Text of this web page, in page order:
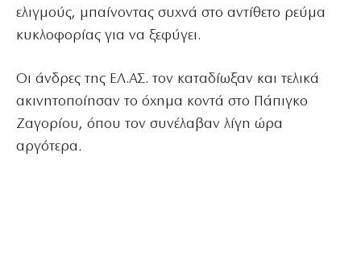
ελιγμούς, μπαίνοντας συχνά στο αντίθετο ρεύμα
κυκλοφορίας για να ξεφύγει.
Οι άνδρες της ΕΛ.ΑΣ. τον καταδίωξαν και τελικά
ακινητοποίησαν το όχημα κοντά στο Πάπιγκο
Ζαγορίου, όπου τον συνέλαβαν λίγη ώρα
αργότερα.